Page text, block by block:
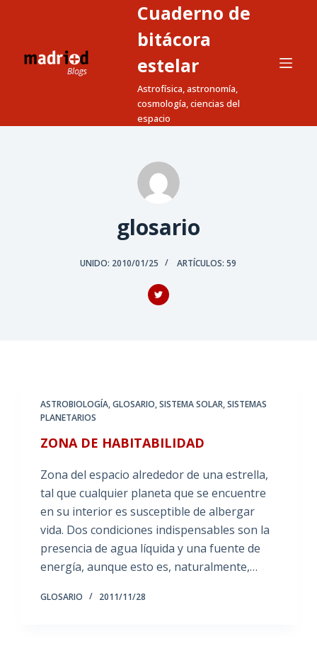
a
Cuaderno de
bitácora
estelar
Astrofísica, astronomía,
cosmología, ciencias del
espacio
glosario
UNIDO: 2010/01/25 ARTÍCULOS: 59
ASTROBIOLOGÍA,GLOSARIO,SISTEMA SOLAR,SISTEMAS
PLANETARIOS
ZONA DE HABITABILIDAD
Zona del espacio alrededor de una estrella,
tal que cualquier planeta que se encuentre
en su interior es susceptible de albergar
vida. Dos condiciones indispensables son la
presencia de agua líquida y una fuente de
energía, aunque esto es, naturalmente,…
GLOSARIO 2011/11/28